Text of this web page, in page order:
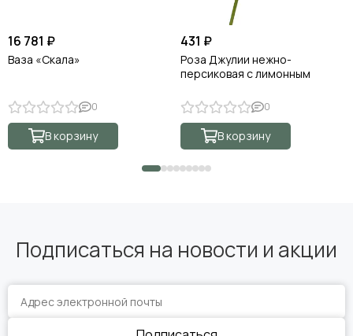
16 781 ₽
Ваза «Скала»
0
В корзину
431 ₽
Роза Джулии нежно-
персиковая с лимонным
0
В корзину
Подписаться на новости и акции